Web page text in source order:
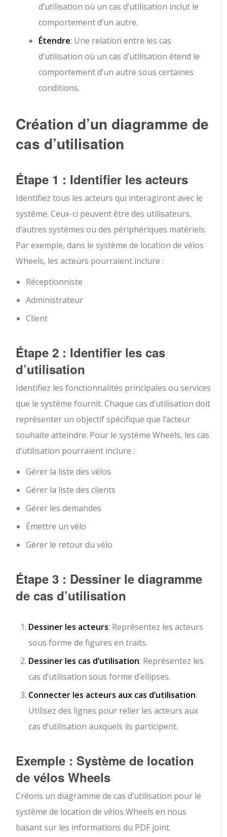
d’utilisation où un cas d’utilisation inclut le
comportement d’un autre.
Étendre: Une relation entre les cas
d’utilisation où un cas d’utilisation étend le
comportement d’un autre sous certaines
conditions.
Création d’un diagramme de
cas d’utilisation
Étape 1 : Identifier les acteurs
Identifiez tous les acteurs qui interagiront avec le
système. Ceux-ci peuvent être des utilisateurs,
d’autres systèmes ou des périphériques matériels.
Par exemple, dans le système de location de vélos
Wheels, les acteurs pourraient inclure :
Réceptionniste
Administrateur
Client
Étape 2 : Identifier les cas
d’utilisation
Identifiez les fonctionnalités principales ou services
que le système fournit. Chaque cas d’utilisation doit
représenter un objectif spécifique que l’acteur
souhaite atteindre. Pour le système Wheels, les cas
d’utilisation pourraient inclure :
Gérer la liste des vélos
Gérer la liste des clients
Gérer les demandes
Émettre un vélo
Gérer le retour du vélo
Étape 3 : Dessiner le diagramme
de cas d’utilisation
Dessiner les acteurs: Représentez les acteurs
sous forme de figures en traits.
Dessiner les cas d’utilisation: Représentez les
cas d’utilisation sous forme d’ellipses.
Connecter les acteurs aux cas d’utilisation:
Utilisez des lignes pour relier les acteurs aux
cas d’utilisation auxquels ils participent.
Exemple : Système de location
de vélos Wheels
Créons un diagramme de cas d’utilisation pour le
système de location de vélos Wheels en nous
basant sur les informations du PDF joint.